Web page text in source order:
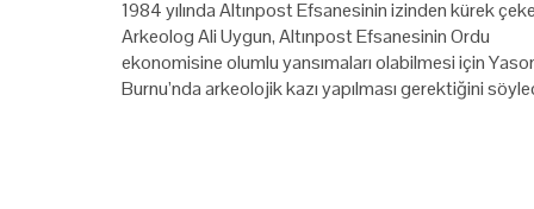
1984 yılında Altınpost Efsanesinin izinden kürek
Arkeolog Ali Uygun, Altınpost Efsanesinin Ordu
ekonomisine olumlu yansımaları olabilmesi için
Burnu’nda arkeolojik kazı yapılması gerektiğini